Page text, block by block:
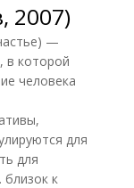
2007)
—
в которой
человека
для
для
к